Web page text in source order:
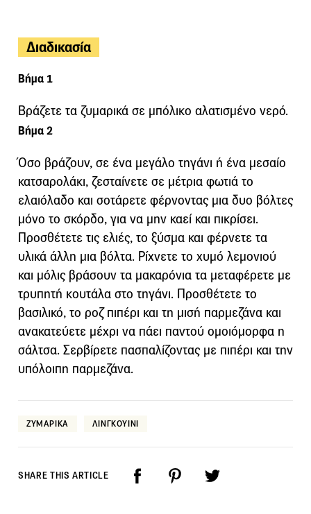
Διαδικασία
Βήμα 1
Βράζετε τα ζυμαρικά σε μπόλικο αλατισμένο νερό.
Βήμα 2
Όσο βράζουν, σε ένα μεγάλο τηγάνι ή ένα μεσαίο
κατσαρολάκι, ζεσταίνετε σε μέτρια φωτιά το
ελαιόλαδο και σοτάρετε φέρνοντας μια δυο βόλτες
μόνο το σκόρδο, για να μην καεί και πικρίσει.
Προσθέτετε τις ελιές, το ξύσμα και φέρνετε τα
υλικά άλλη μια βόλτα. Ρίχνετε το χυμό λεμονιού
και μόλις βράσουν τα μακαρόνια τα μεταφέρετε με
τρυπητή κουτάλα στο τηγάνι. Προσθέτετε το
βασιλικό, το ροζ πιπέρι και τη μισή παρμεζάνα και
ανακατεύετε μέχρι να πάει παντού ομοιόμορφα η
σάλτσα. Σερβίρετε πασπαλίζοντας με πιπέρι και την
υπόλοιπη παρμεζάνα.
ΖΥΜΑΡΙΚΑ ΛΙΝΓΚΟΥΙΝΙ
SHARE THIS ARTICLE